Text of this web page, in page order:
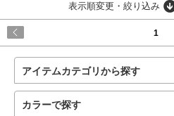
表示順変更・絞り込み
1
アイテムカテゴリから探す
カラーで探す